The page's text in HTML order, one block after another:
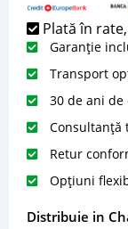
Plată în
Garanție
Transport
30 de ani
Consultanță
Retur
Opțiuni
Distribuie in